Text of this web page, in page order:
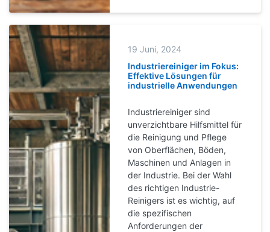
19 Juni, 2024
Industriereiniger im Fokus:
Effektive Lösungen für
industrielle Anwendungen
Industriereiniger sind
unverzichtbare Hilfsmittel für
die Reinigung und Pflege
von Oberflächen, Böden,
Maschinen und Anlagen in
der Industrie. Bei der Wahl
des richtigen Industrie-
Reinigers ist es wichtig, auf
die spezifischen
Anforderungen der